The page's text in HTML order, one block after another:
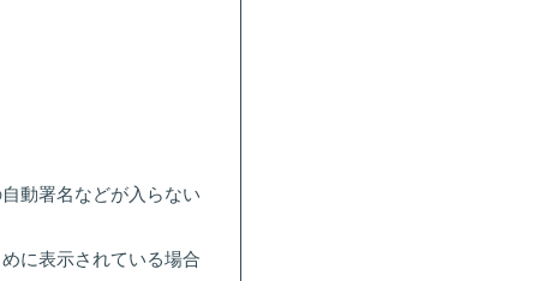
動署名などが入らない
に表示されている場合